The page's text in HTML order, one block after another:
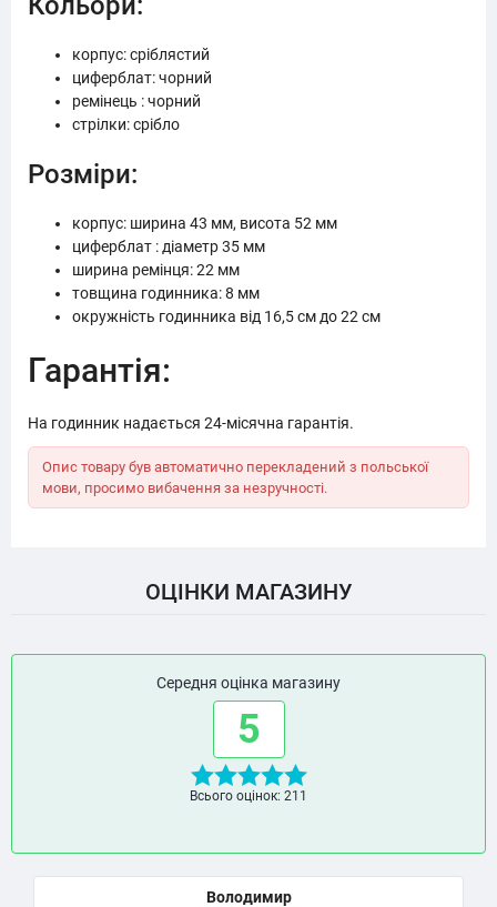
корпус: сріблястий
циферблат: чорний
ремінець : чорний
стрілки: срібло
Розміри:
корпус: ширина 43 мм, висота 52 мм
циферблат : діаметр 35 мм
ширина ремінця: 22 мм
товщина годинника: 8 мм
окружність годинника від 16,5 см до 22 см
Гарантія:
На годинник надається 24-місячна гарантія.
Опис товару був автоматично перекладений з польської
мови, просимо вибачення за незручності.
ОЦІНКИ МАГАЗИНУ
Середня оцінка магазину
5
Всього оцінок: 211
Володимир